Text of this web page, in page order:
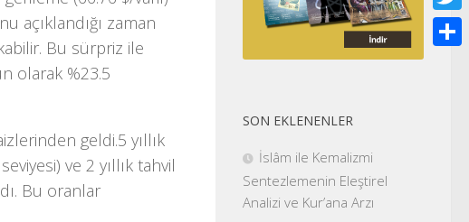
açıklandığı zaman
Bu sürpriz ile
olarak %23.5
geldi.5 yıllık
ve 2 yıllık tahvil
Bu oranlar
SON EKLENENLER
İslâm ile Kemalizmi
Sentezlemenin Eleştirel
Analizi ve Kur’ana Arzı